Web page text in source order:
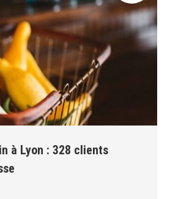
à Lyon : 328 clients